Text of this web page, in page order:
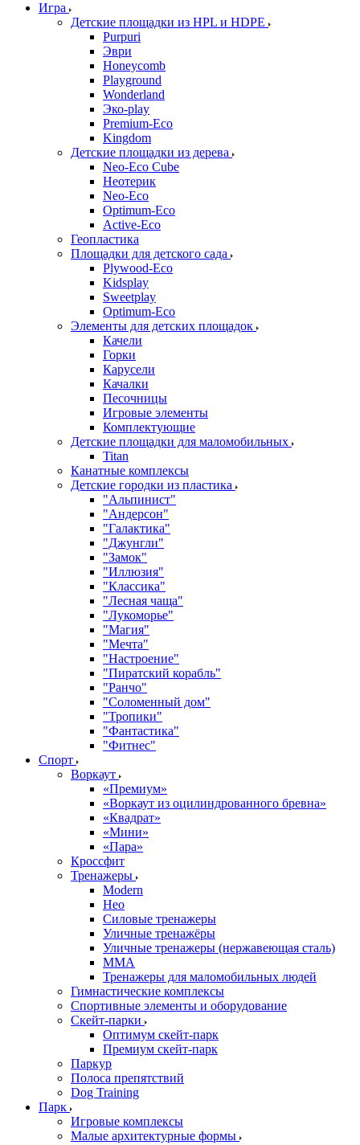
Игра
Детские площадки из HPL и HDPE
Purpuri
Эври
Honeycomb
Playground
Wonderland
Эко-play
Premium-Eco
Kingdom
Детские площадки из дерева
Neo-Eco Cube
Неотерик
Neo-Eco
Оptimum-Еco
Active-Eco
Геопластика
Площадки для детского сада
Plywood-Eco
Kidsplay
Sweetplay
Оptimum-Еco
Элементы для детских площадок
Качели
Горки
Карусели
Качалки
Песочницы
Игровые элементы
Комплектующие
Детские площадки для маломобильных
Titan
Канатные комплексы
Детские городки из пластика
"Альпинист"
"Андерсон"
"Галактика"
"Джунгли"
"Замок"
"Иллюзия"
"Классика"
"Лесная чаща"
"Лукоморье"
"Магия"
"Мечта"
"Настроение"
"Пиратский корабль"
"Ранчо"
"Соломенный дом"
"Тропики"
"Фантастика"
"Фитнес"
Спорт
Воркаут
«Премиум»
«Воркаут из оцилиндрованного бревна»
«Квадрат»
«Мини»
«Пара»
Кроссфит
Тренажеры
Modern
Нео
Силовые тренажеры
Уличные тренажёры
Уличные тренажеры (нержавеющая сталь)
ММА
Тренажеры для маломобильных людей
Гимнастические комплексы
Спортивные элементы и оборудование
Скейт-парки
Оптимум скейт-парк
Премиум скейт-парк
Паркур
Полоса препятствий
Dog Training
Парк
Игровые комплексы
Малые архитектурные формы